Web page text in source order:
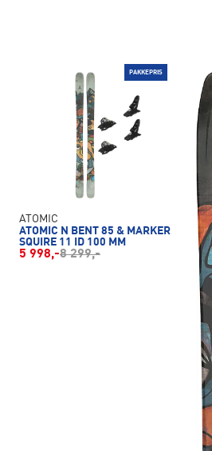
PAKKEPRIS
ATOMIC
ATOMIC N BENT 85 & MARKER
SQUIRE 11 ID 100 MM
5 998,-8 299,-